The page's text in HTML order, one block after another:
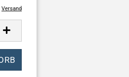
Versand